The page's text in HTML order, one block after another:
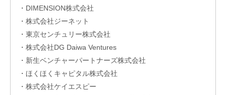
フィ
ス/
ラボ
投資
ンド
・DIMENSION株式会社
・株式会社ジーネット
・東京センチュリー株式会社
・株式会社DG Daiwa Ventures
・新生ベンチャーパートナーズ株式会社
・ほくほくキャピタル株式会社
・株式会社ケイエスピー